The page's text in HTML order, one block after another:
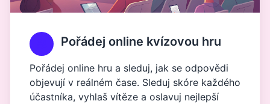
Pořádej online kvízovou hru
Pořádej online hru a sleduj, jak se odpovědi
objevují v reálném čase. Sleduj skóre každého
účastníka, vyhlaš vítěze a oslavuj nejlepší